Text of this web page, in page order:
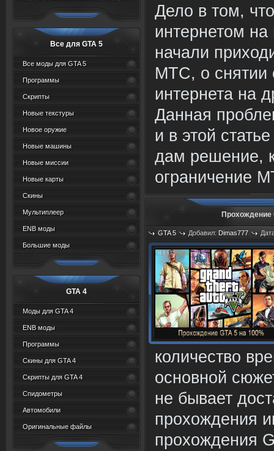
Все для GTA 5
Все моды для GTA 5
Программы
Скрипты
Новые текстуры
Новое оружие
Новые машины
Новые миссии
Новые карты
Скины
Мультиплеер
ENB моды
Большие моды
GTA 4
Моды для GTA 4
ENB моды
Программы
Скины для GTA 4
Скрипты для GTA 4
Спидометры
Автомобили
Оригинальные файлы
Дело в том,
интернетом
начали
МТС, о снятии
интернета на
Данная
и в этой
дам решение,
ограничение
Прохождение
GTA 5 Добавил: Dimas777
количество
основной
не бывает
прохождения
прохождения